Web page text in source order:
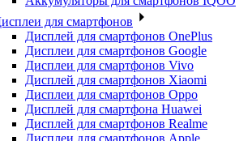
для смартфонов
Дисплей для смартфонов OnePlus
Дисплеи для смартфонов Google
Дисплеи для смартфонов Vivo
Дисплей для смартфонов Xiaomi
Дисплеи для смартфонов Oppo
Дисплей для смартфона Huawei
Дисплей для смартфонов Realme
Дисплеи для смартфонов Apple